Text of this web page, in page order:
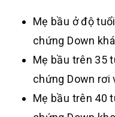
Mẹ bầu ở độ
chứng Down
Mẹ bầu trên 35
chứng Down rơi
Mẹ bầu trên 40